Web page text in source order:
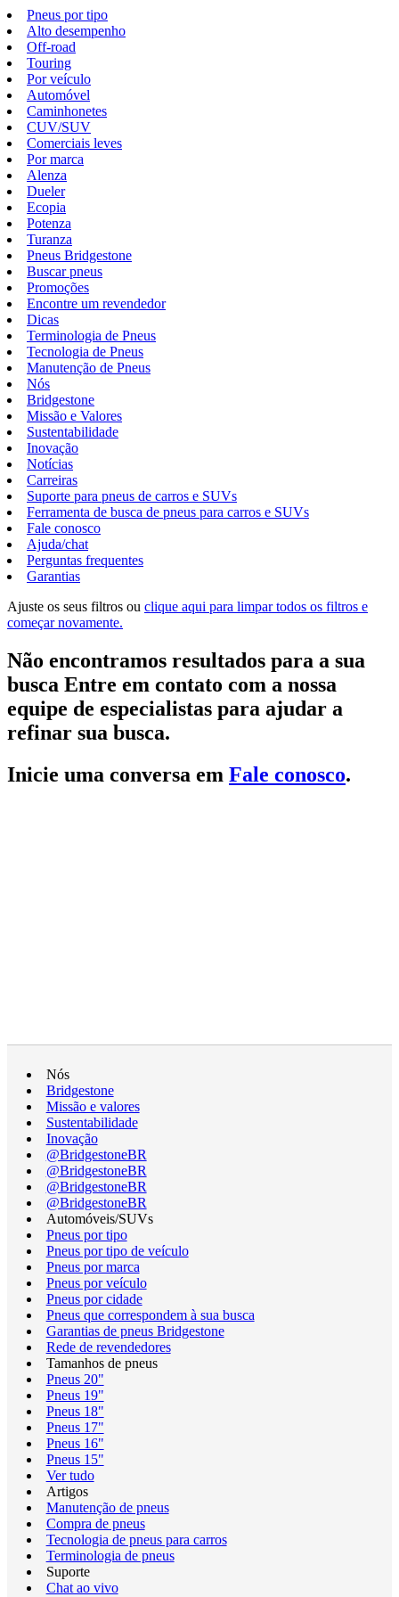
Pneus por tipo
Alto desempenho
Off-road
Touring
Por veículo
Automóvel
Caminhonetes
CUV/SUV
Comerciais leves
Por marca
Alenza
Dueler
Ecopia
Potenza
Turanza
Pneus Bridgestone
Buscar pneus
Promoções
Encontre um revendedor
Dicas
Terminologia de Pneus
Tecnologia de Pneus
Manutenção de Pneus
Nós
Bridgestone
Missão e Valores
Sustentabilidade
Inovação
Notícias
Carreiras
Suporte para pneus de carros e SUVs
Ferramenta de busca de pneus para carros e SUVs
Fale conosco
Ajuda/chat
Perguntas frequentes
Garantias
Ajuste os seus filtros ou clique aqui para limpar todos os filtros e
começar novamente.
Não encontramos resultados para a sua
busca Entre em contato com a nossa
equipe de especialistas para ajudar a
refinar sua busca.
Inicie uma conversa em Fale conosco.
Nós
Bridgestone
Missão e valores
Sustentabilidade
Inovação
@BridgestoneBR
@BridgestoneBR
@BridgestoneBR
@BridgestoneBR
Automóveis/SUVs
Pneus por tipo
Pneus por tipo de veículo
Pneus por marca
Pneus por veículo
Pneus por cidade
Pneus que correspondem à sua busca
Garantias de pneus Bridgestone
Rede de revendedores
Tamanhos de pneus
Pneus 20"
Pneus 19"
Pneus 18"
Pneus 17"
Pneus 16"
Pneus 15"
Ver tudo
Artigos
Manutenção de pneus
Compra de pneus
Tecnologia de pneus para carros
Terminologia de pneus
Suporte
Chat ao vivo